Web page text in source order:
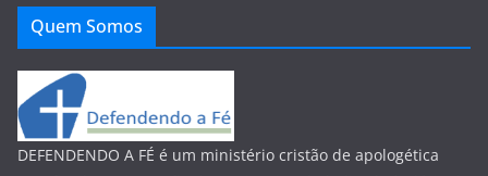
Quem Somos
DEFENDENDO A FÉ é um ministério cristão de apologética